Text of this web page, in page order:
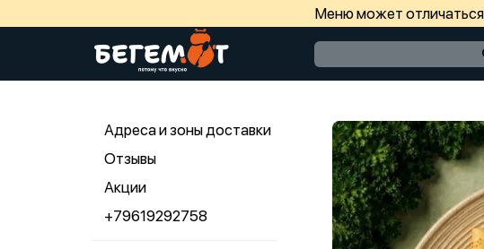
Меню может
Адреса и зоны доставки
Отзывы
Акции
+79619292758